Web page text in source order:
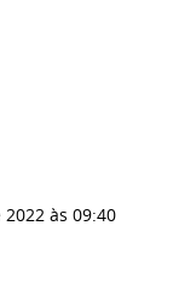
às 09:40